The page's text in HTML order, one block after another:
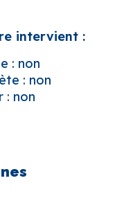
intervient :
: non
: non
: non